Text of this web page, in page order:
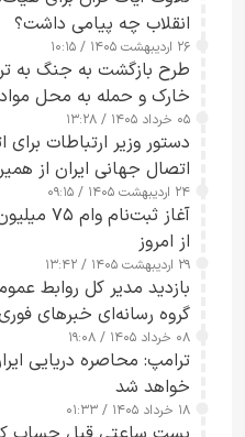
انقلاب چه پیامی داشت؟
۲۶ اردیبهشت ۱۴۰۵ / ۱۰:۱۵
طرح‌ بازگشت به جنگ به
خارک و حمله به محل
۰۵ خرداد ۱۴۰۵ / ۱۳:۲۸
دستور وزیر ارتباطات
اتصال جهانی ایران از
کامل مردم تا ۲۴ ساعت آینده
۲۴ اردیبهشت ۱۴۰۵ / ۰۹:۱۵
آغاز
از امروز
۲۹ اردیبهشت ۱۴۰۵ / ۱۳:۴۲
بازدید مدیر کل روابط
گروه رسانه‌ای خبرهای
رسانه‌های هوشمند و
۰۸ خرداد ۱۴۰۵ / ۱۹:۰۸
ترامپ: محاصره دریایی
خواهد شد
۱۸ خرداد ۱۴۰۵ / ۰۱:۳۳